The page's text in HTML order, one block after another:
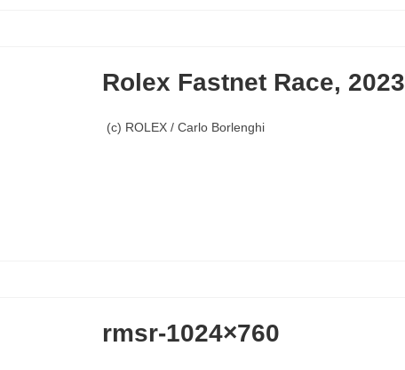
Rolex Fastnet Race, 2023
(c) ROLEX / Carlo Borlenghi
rmsr-1024×760